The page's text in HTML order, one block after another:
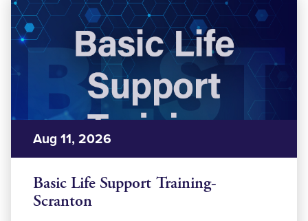
Aug 11, 2026
Basic Life Support Training-
Scranton